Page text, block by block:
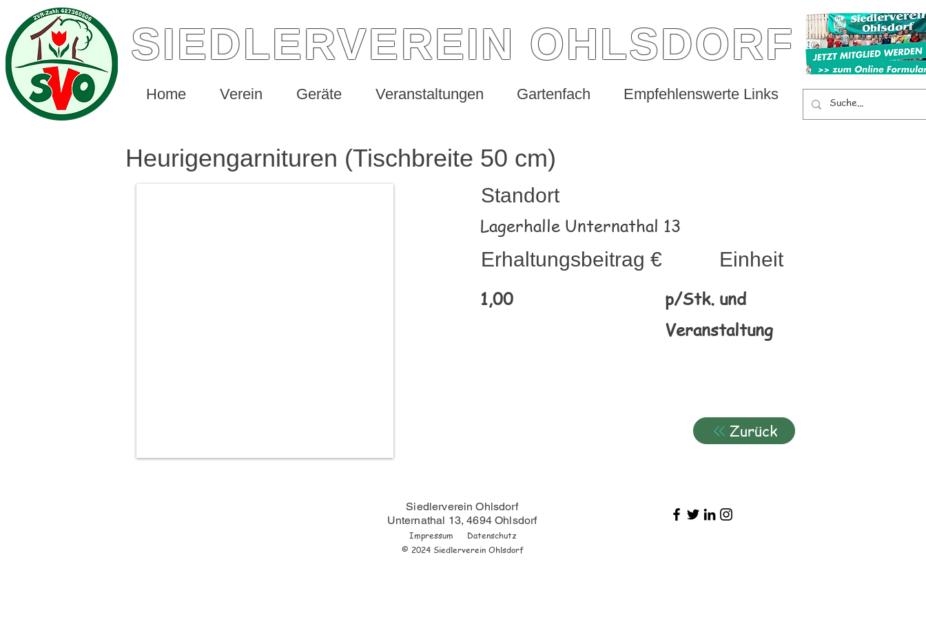
SIEDLERVEREIN OHLSDORF
Home Verein Geräte Veranstaltungen Gartenfach Empfehlenswerte Links
Heurigengarnituren (Tischbreite 50 cm)
Standort
Lagerhalle Unternathal 13
Erhaltungsbeitrag €
Einheit
1,00
p/Stk. und
Veranstaltung
Zurück
Siedlerverein Ohlsdorf
Unternathal 13, 4694 Ohlsdorf
Impressum
Datenschutz
© 2024 Siedlerverein Ohlsdorf